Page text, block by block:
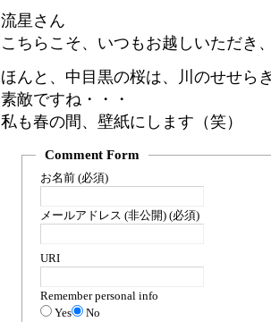
流星さん
こちらこそ、いつもお越しいただき
ほんと、中目黒の桜は、川のせせら
素敵ですね・・・
私も春の間、壁紙にします（笑）
Comment Form
お名前 (必須)
メールアドレス (非公開) (必須)
URI
Remember personal info
Yes
No